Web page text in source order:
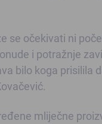
se očekivati ni
i potražnje
bilo koga prisilila
mliječne